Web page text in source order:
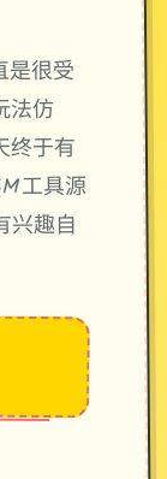
是很受
法仿
终于有
工具源
兴趣自